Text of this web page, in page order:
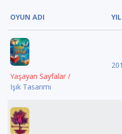
OYUN ADI YIL
Yaşayan Sayfalar /
Işık Tasarımı